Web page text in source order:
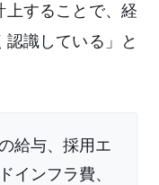
上することで、経
識している」と
給与、採用エ
インフラ費、